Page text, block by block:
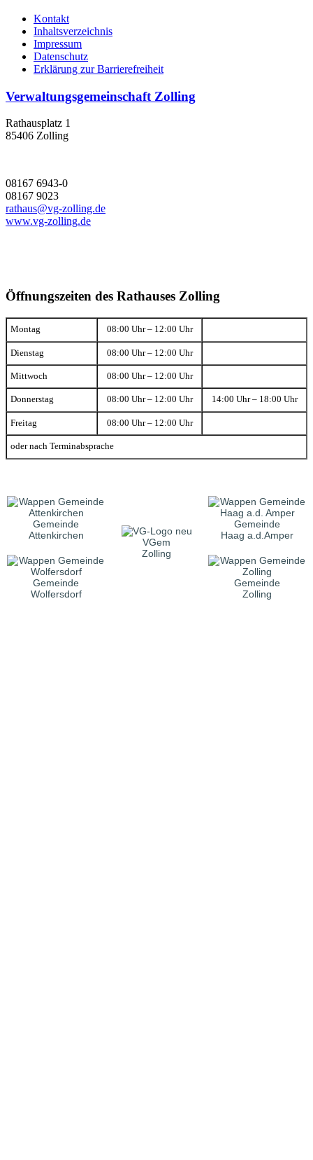
Kontakt
Inhaltsverzeichnis
Impressum
Datenschutz
Erklärung zur Barrierefreiheit
Verwaltungsgemeinschaft Zolling
Rathausplatz 1
85406 Zolling
08167 6943-0
08167 9023
rathaus@vg-zolling.de
www.vg-zolling.de
Öffnungszeiten des Rathauses Zolling
Montag 08:00 Uhr – 12:00 Uhr
Dienstag 08:00 Uhr – 12:00 Uhr
Mittwoch 08:00 Uhr – 12:00 Uhr
Donnerstag 08:00 Uhr – 12:00 Uhr 14:00 Uhr – 18:00 Uhr
Freitag 08:00 Uhr – 12:00 Uhr
oder nach Terminabsprache
Gemeinde
Attenkirchen
VGem
Zolling
Gemeinde
Haag a.d.Amper
Gemeinde
Wolfersdorf
Gemeinde
Zolling